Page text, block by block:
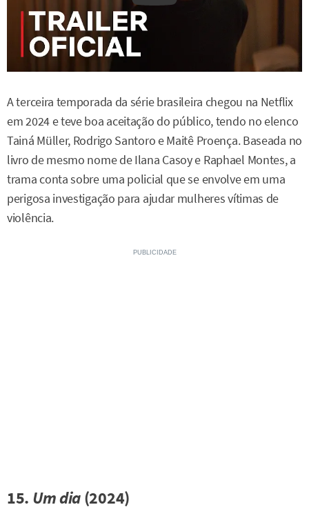
A terceira temporada da série brasileira chegou na Netflix
em 2024 e teve boa aceitação do público, tendo no elenco
Tainá Müller, Rodrigo Santoro e Maitê Proença. Baseada no
livro de mesmo nome de Ilana Casoy e Raphael Montes, a
trama conta sobre uma policial que se envolve em uma
perigosa investigação para ajudar mulheres vítimas de
violência.
15. Um dia(2024)